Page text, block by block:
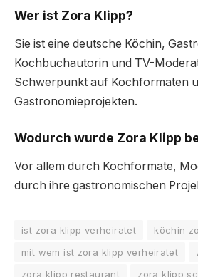
Wer ist Zora Klipp?
Sie ist eine deutsche Köchin,
Kochbuchautorin und TV-
Schwerpunkt auf Kochformaten
Gastronomieprojekten.
Wodurch wurde Zora Klipp
Vor allem durch Kochformate,
durch ihre gastronomischen
ist zora klipp verheiratet
köchin
mit wem ist zora klipp verheiratet
zora klipp restaurant
zora klipp